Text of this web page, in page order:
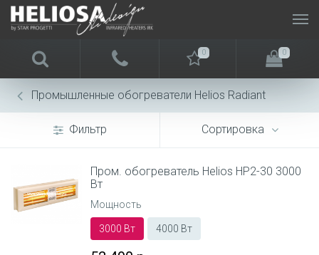
0 0
Промышленные обогреватели Helios Radiant
Фильтр Сортировка
Пром. обогреватель Helios HP2-30 3000
Вт
Мощность
3000 Вт 4000 Вт